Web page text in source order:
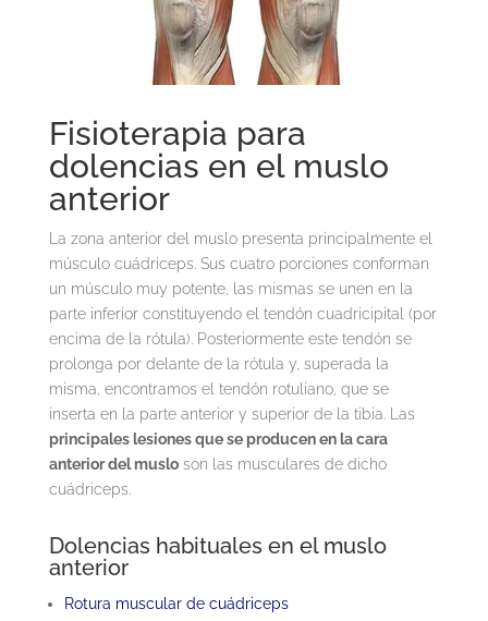
Fisioterapia para
dolencias en el muslo
anterior
La zona anterior del muslo presenta principalmente el
músculo cuádriceps. Sus cuatro porciones conforman
un músculo muy potente, las mismas se unen en la
parte inferior constituyendo el tendón cuadricipital (por
encima de la rótula). Posteriormente este tendón se
prolonga por delante de la rótula y, superada la
misma, encontramos el tendón rotuliano, que se
inserta en la parte anterior y superior de la tibia. Las
principales lesiones que se producen en la cara
anterior del musloson las musculares de dicho
cuádriceps.
Dolencias habituales en el muslo
anterior
Rotura muscular de cuádriceps